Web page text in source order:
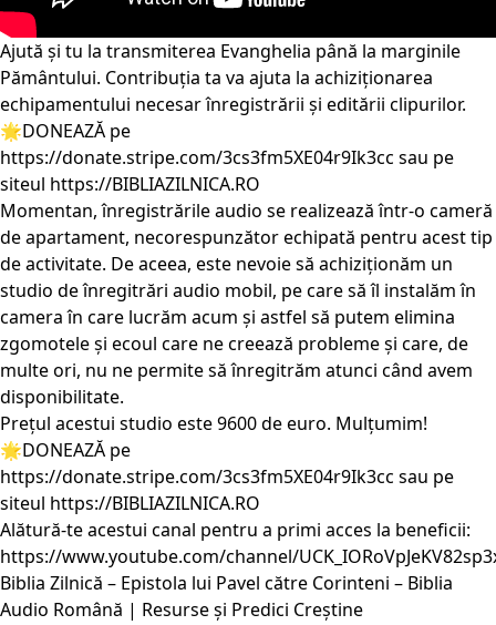
Ajută și tu la transmiterea Evanghelia până la marginile
Pământului. Contribuția ta va ajuta la achiziționarea
echipamentului necesar înregistrării și editării clipurilor.
🌟DONEAZĂ pe
https://donate.stripe.com/3cs3fm5XE04r9Ik3cc sau pe
siteul https://BIBLIAZILNICA.RO
Momentan, înregistrările audio se realizează într-o cameră
de apartament, necorespunzător echipată pentru acest tip
de activitate. De aceea, este nevoie să achiziționăm un
studio de înregitrări audio mobil, pe care să îl instalăm în
camera în care lucrăm acum și astfel să putem elimina
zgomotele și ecoul care ne creează probleme și care, de
multe ori, nu ne permite să înregitrăm atunci când avem
disponibilitate.
Prețul acestui studio este 9600 de euro. Mulțumim!
🌟DONEAZĂ pe
https://donate.stripe.com/3cs3fm5XE04r9Ik3cc sau pe
siteul https://BIBLIAZILNICA.RO
Alătură-te acestui canal pentru a primi acces la beneficii:
https://www.youtube.com/channel/
Biblia Zilnică – Epistola lui Pavel către Corinteni – Biblia
Audio Română | Resurse și Predici Creștine